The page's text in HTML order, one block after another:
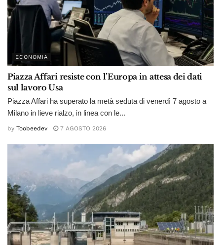
ECONOMIA
Piazza Affari resiste con l’Europa in attesa dei dati
sul lavoro Usa
Piazza Affari ha superato la metà seduta di venerdì 7 agosto a
Milano in lieve rialzo, in linea con le...
by Toobeedev 7 AGOSTO 2026